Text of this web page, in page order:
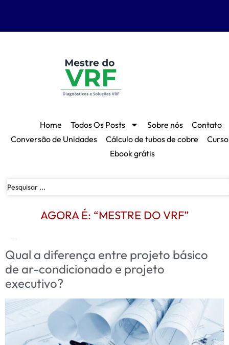
Home Todos Os Posts Sobre nós
Contato
Conversão de Unidades
Cálculo de tubos de cobre
Ebook grátis
AGORA É: “MESTRE DO VRF”
Qual a diferença entre projeto básico
de ar-condicionado e projeto
executivo?